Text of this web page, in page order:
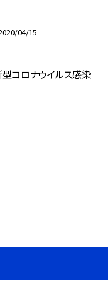
04/15
型コロナウイルス感染